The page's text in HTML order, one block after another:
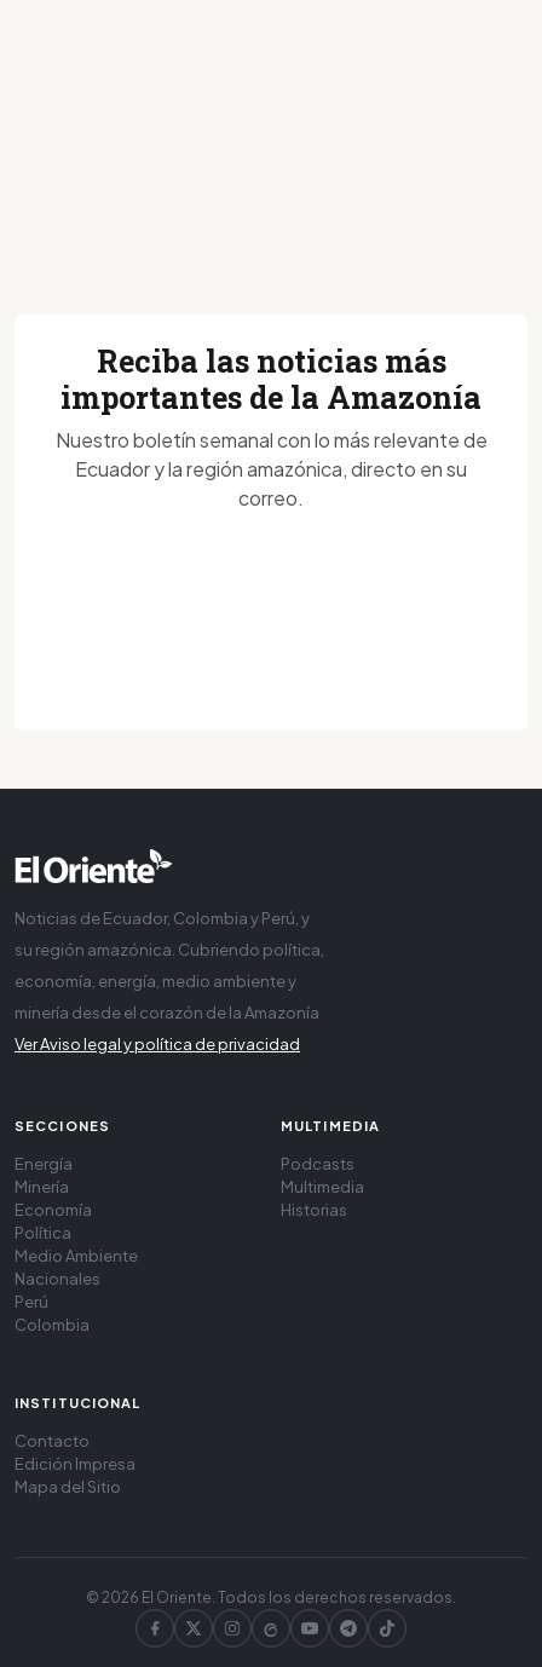
Reciba las noticias más
importantes de la Amazonía
Nuestro boletín semanal con lo más relevante de
Ecuador y la región amazónica, directo en su
correo.
Noticias de Ecuador, Colombia y Perú, y
su región amazónica. Cubriendo política,
economía, energía, medio ambiente y
minería desde el corazón de la Amazonía
Ver Aviso legal y política de privacidad
SECCIONES
Energía
Minería
Economía
Política
Medio Ambiente
Nacionales
Perú
Colombia
MULTIMEDIA
Podcasts
Multimedia
Historias
INSTITUCIONAL
Contacto
Edición Impresa
Mapa del Sitio
© 2026 El Oriente. Todos los derechos reservados.